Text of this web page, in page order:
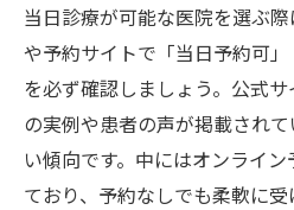
当日診療が可能な医院を選ぶ
や予約サイトで「当日予約可
を必ず確認しましょう。公式
の実例や患者の声が掲載され
い傾向です。中にはオンライ
ており、予約なしでも柔軟に